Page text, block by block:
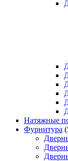
Натяжные
Фурнитура